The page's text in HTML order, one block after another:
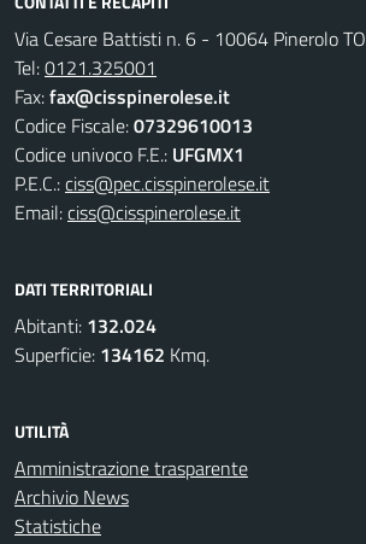
Via Cesare Battisti n. 6 - 10064 Pinerolo TO
Tel:0121.325001
Fax:fax@cisspinerolese.it
Codice Fiscale:07329610013
Codice univoco F.E.: UFGMX1
P.E.C.:ciss@pec.cisspinerolese.it
Email:ciss@cisspinerolese.it
DATI TERRITORIALI
Abitanti: 132.024
Superficie: 134162 Kmq.
UTILITÀ
Amministrazione trasparente
Archivio News
Statistiche